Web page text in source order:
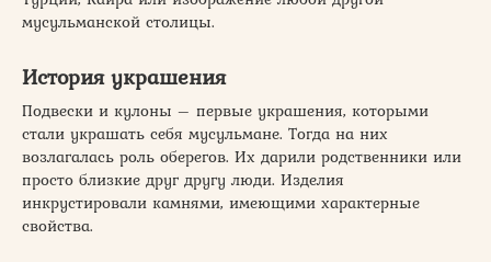
мусульманской столицы.
История украшения
Подвески и кулоны – первые украшения, которыми
стали украшать себя мусульмане. Тогда на них
возлагалась роль оберегов. Их дарили родственники или
просто близкие друг другу люди. Изделия
инкрустировали камнями, имеющими характерные
свойства.